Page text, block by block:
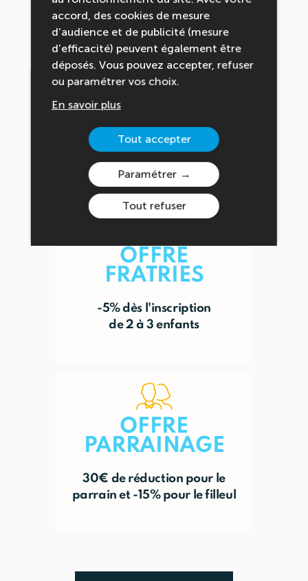
OFFRE DE
BIENVENUE
-10% sur la
première reservation
OFFRE
FRATRIES
-5% dès l'inscription
de 2 à 3 enfants
OFFRE
PARRAINAGE
30€ de réduction pour le
parrain et -15% pour le filleul
accord, des cookies de mesure
d’audience et de publicité (mesure
d’efficacité) peuvent également être
déposés. Vous pouvez accepter, refuser
ou paramétrer vos choix.
En savoir plus
Tout accepter
Paramétrer
Tout refuser